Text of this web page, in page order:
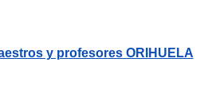
y profesores ORIHUELA